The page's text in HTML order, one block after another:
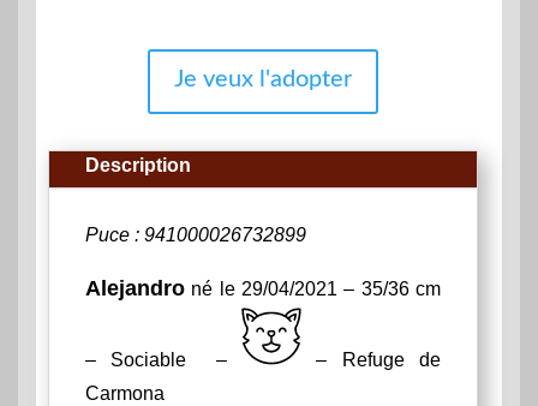
Je veux l'adopter
Description
Puce : 941000026732899
Alejandro né le 29/04/2021 – 35/36 cm
– Sociable –
– Refuge de
Carmona